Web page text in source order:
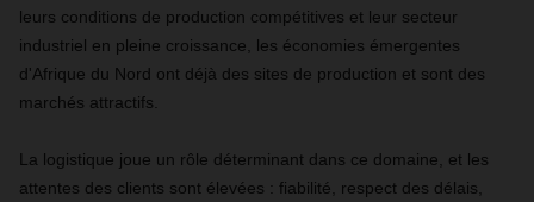
leurs conditions de production compétitives et leur secteur
industriel en pleine croissance, les économies émergentes
d'Afrique du Nord ont déjà des sites de production et sont des
marchés attractifs.
La logistique joue un rôle déterminant dans ce domaine, et les
attentes des clients sont élevées : fiabilité, respect des délais,